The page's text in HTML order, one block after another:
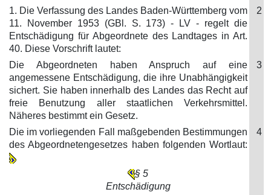
1. Die Verfassung des Landes Baden-Württemberg vom
11. November 1953 (GBl. S. 173) - LV - regelt die
Entschädigung für Abgeordnete des Landtages in Art.
40. Diese Vorschrift lautet:
2
Die Abgeordneten haben Anspruch auf eine
angemessene Entschädigung, die ihre Unabhängigkeit
sichert. Sie haben innerhalb des Landes das Recht auf
freie Benutzung aller staatlichen Verkehrsmittel.
Näheres bestimmt ein Gesetz.
3
Die im vorliegenden Fall maßgebenden Bestimmungen
des Abgeordnetengesetzes haben folgenden Wortlaut:
4
§ 5
Entschädigung